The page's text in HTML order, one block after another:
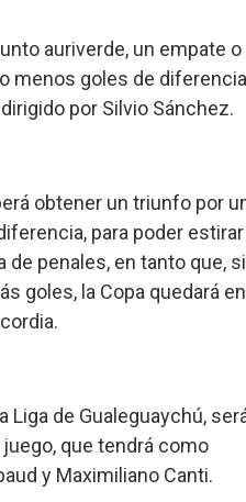
auriverde, un empate o
menos goles de
por Silvio Sánchez.
obtener un triunfo por
para poder estirar
de penales, en tanto que, si
goles, la Copa quedará en
Liga de Gualeguaychú,
que tendrá como
y Maximiliano Canti.